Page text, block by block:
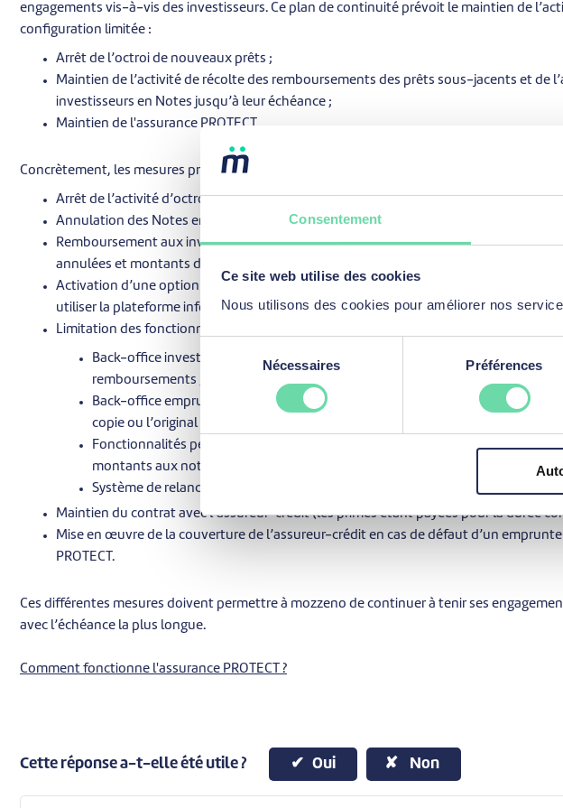
Consentement
Ce site web utilise des cookies
Nous utilisons des cookies pour améliorer nos
consentement
Nécessaires Préférences
engagements vis-à-vis des investisseurs. Ce plan de continuité prévoit le maintien de
configuration limitée :
Arrêt de l’octroi de nouveaux prêts ;
Maintien de l’activité de récolte des remboursements des prêts sous-jacents et de
investisseurs en Notes jusqu’à leur échéance ;
Maintien de l'assurance PROTECT.
Concrètement, les mesures prises seront les suivantes :
Arrêt de l’activité d’octroi de nouveaux prêts et annulation des demandes de prêts
Annulation des Notes en cours de souscription ;
Remboursement aux investisseurs des montants disponibles (montants non
annulées et montants des prêts sous-jacents remboursés) ;
Activation d’une option d’achat sur la propriété intellectuelle de la plateforme,
utiliser la plateforme informatique ;
Limitation des fonctionnalités de la plateforme ;
Back-office investisseurs ("votre portefeuille") pour permettre aux
remboursements ;
Back-office emprunteurs pour permettre aux emprunteurs de continuer à
copie ou l’original sur support durable de leurs documents contractuels ;
Fonctionnalités permettant l’encaissement des mensualités (maintien des
montants aux notes correspondants (remboursements aux Notes).
Système de relance automatique en cas de retard de paiement des mensualités
Maintien du contrat avec l’assureur-crédit (les primes étant payées pour la durée
Mise en œuvre de la couverture de l’assureur-crédit en cas de défaut d’un
PROTECT.
Ces différentes mesures doivent permettre à mozzeno de continuer à tenir ses
avec l’échéance la plus longue.
Comment fonctionne l'assurance PROTECT ?
Cette réponse a-t-elle été utile ? Oui Non